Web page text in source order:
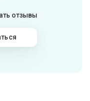
отзывы